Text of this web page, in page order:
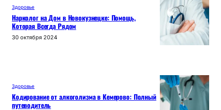
Здоровье
Нарколог на Дом в Новокузнецке: Помощь,
Которая Всегда Рядом
30 октября 2024
Здоровье
Кодирование от алкоголизма в Кемерово: Полный
путеводитель